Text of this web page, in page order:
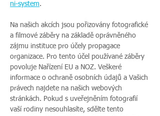
ni-system.
Na našich akcích jsou pořizovány fotografické
a filmové záběry na základě oprávněného
zájmu instituce pro účely propagace
organizace. Pro tento účel používané záběry
povoluje Nařízení EU a NOZ. Veškeré
informace o ochraně osobních údajů a Vašich
právech najdete na našich webových
stránkách. Pokud s uveřejněním fotografií
vaší rodiny nesouhlasíte, sdělte tento